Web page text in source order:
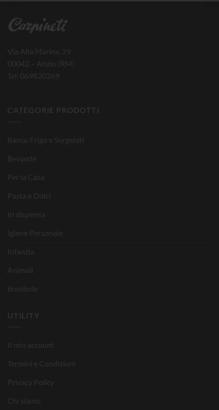
Via Alla Marina, 29
00042 – Anzio (RM)
Tel: 069820269
CATEGORIE PRODOTTI
Banco Frigo e Surgelati
Bevande
Per la Casa
Pasta e Dolci
In dispensa
Igiene Personale
Infanzia
Animali
Bombole
UTILITY
Il mio account
Termini e Condizioni
Privacy Policy
Chi siamo